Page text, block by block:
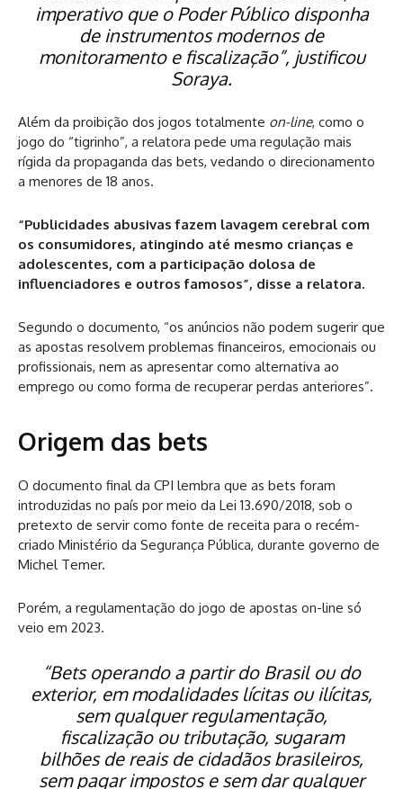
imperativo que o Poder Público disponha
de instrumentos modernos de
monitoramento e fiscalização”, justificou
Soraya.
Além da proibição dos jogos totalmente on-line, como o
jogo do “tigrinho”, a relatora pede uma regulação mais
rígida da propaganda das bets, vedando o direcionamento
a menores de 18 anos.
“Publicidades abusivas fazem lavagem cerebral com
os consumidores, atingindo até mesmo crianças e
adolescentes, com a participação dolosa de
influenciadores e outros famosos”, disse a relatora.
Segundo o documento, “os anúncios não podem sugerir que
as apostas resolvem problemas financeiros, emocionais ou
profissionais, nem as apresentar como alternativa ao
emprego ou como forma de recuperar perdas anteriores”.
Origem das bets
O documento final da CPI lembra que as bets foram
introduzidas no país por meio da Lei 13.690/2018, sob o
pretexto de servir como fonte de receita para o recém-
criado Ministério da Segurança Pública, durante governo de
Michel Temer.
Porém, a regulamentação do jogo de apostas on-line só
veio em 2023.
“Bets operando a partir do Brasil ou do
exterior, em modalidades lícitas ou ilícitas,
sem qualquer regulamentação,
fiscalização ou tributação, sugaram
bilhões de reais de cidadãos brasileiros,
sem pagar impostos e sem dar qualquer